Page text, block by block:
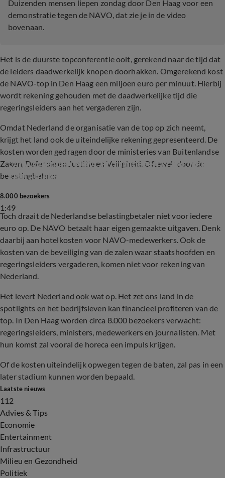
Duizenden mensen liepen zondag door Den Haag voor een
demonstratie tegen de NAVO, dat zie je in de video
bovenaan.
Het is de duurste topconferentie ooit, gerekend naar de tijd dat
de leiders daadwerkelijk knopen doorhakken. Omgerekend kost
de NAVO-top in Den Haag een miljoen euro per minuut. Hierbij
wordt rekening gehouden met de daadwerkelijke tijd die
regeringsleiders aan het vergaderen zijn.
Omdat Nederland de organisatie van de top op zich neemt,
krijgt het land ook de uiteindelijke rekening gepresenteerd. De
kosten worden gedragen door de ministeries van Buitenlandse
Zaken, Defensie en Justitie en Veiligheid. Oftewel: door de
belastingbetaler.
1:49
Omwonenden NAVO-top moeten krant week
lang afhalen
8.000 bezoekers
Toch draait de Nederlandse belastingbetaler niet voor iedere
euro op. De NAVO betaalt haar eigen gemaakte uitgaven. Denk
daarbij aan hotelkosten voor NAVO-medewerkers. Ook de
kosten van de beveiliging van de zalen waar staatshoofden en
regeringsleiders vergaderen, komen niet voor rekening van
Nederland.
Het levert Nederland ook wat op. Het zet ons land in de
spotlights en het bedrijfsleven kan financieel profiteren van de
top. In Den Haag worden circa 8.000 bezoekers verwacht:
regeringsleiders, ministers, medewerkers en journalisten. Met
hun komst zal vooral de horeca een impuls krijgen.
Of de kosten uiteindelijk opwegen tegen de baten, zal pas in een
later stadium kunnen worden bepaald.
Laatste nieuws
112
Advies & Tips
Economie
Entertainment
Infrastructuur
Milieu en Gezondheid
Politiek